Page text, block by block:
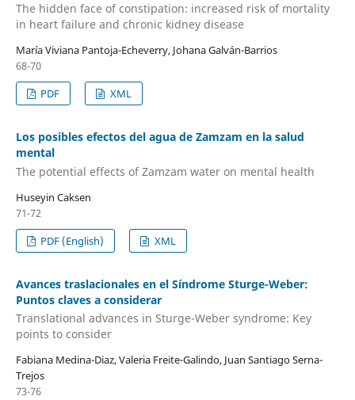
The hidden face of constipation: increased risk of mortality
in heart failure and chronic kidney disease
María Viviana Pantoja-Echeverry, Johana Galván-Barrios
68-70
PDF
XML
Los posibles efectos del agua de Zamzam en la salud
mental
The potential effects of Zamzam water on mental health
Huseyin Caksen
71-72
PDF (English)
XML
Avances traslacionales en el Síndrome Sturge-Weber:
Puntos claves a considerar
Translational advances in Sturge-Weber syndrome: Key
points to consider
Fabiana Medina-Diaz, Valeria Freite-Galindo, Juan Santiago Serna-
Trejos
73-76